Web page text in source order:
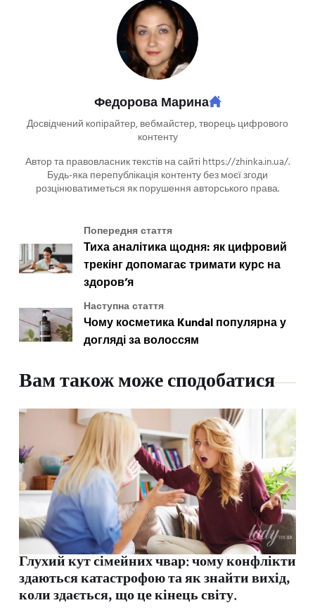
Федорова Марина
Досвідчений копірайтер, вебмайстер, творець цифрового
контенту
Автор та правовласник текстів на сайті https://zhinka.in.ua/.
Будь-яка перепублікація контенту без моєї згоди
розцінюватиметься як порушення авторського права.
Попередня стаття
Тиха аналітика щодня: як цифровий
трекінг допомагає тримати курс на
здоров’я
Наступна стаття
Чому косметика Kundal популярна у
догляді за волоссям
Вам також може сподобатися
Глухий кут сімейних чвар: чому конфлікти
здаються катастрофою та як знайти вихід,
коли здається, що це кінець світу.